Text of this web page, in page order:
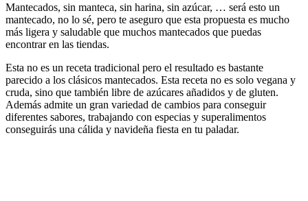
Mantecados, sin manteca, sin harina, sin azúcar, … será esto un
mantecado, no lo sé, pero te aseguro que esta propuesta es mucho
más ligera y saludable que muchos mantecados que puedas
encontrar en las tiendas.
Esta no es un receta tradicional pero el resultado es bastante
parecido a los clásicos mantecados. Esta receta no es solo vegana y
cruda, sino que también libre de azúcares añadidos y de gluten.
Además admite un gran variedad de cambios para conseguir
diferentes sabores, trabajando con especias y superalimentos
conseguirás una cálida y navideña fiesta en tu paladar.